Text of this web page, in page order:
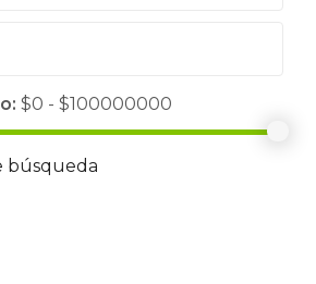
$0 - $100000000
búsqueda